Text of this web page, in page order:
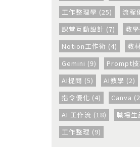
工作整理學 (25)
流程
課堂互動設計 (7)
教
Notion工作術 (4)
教
Gemini (9)
Prompt
AI提問 (5)
AI教學 (2)
指令優化 (4)
Canva
AI 工作流 (18)
職場生
工作整理 (9)